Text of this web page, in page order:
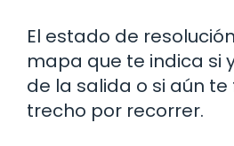
El estado de
mapa que te indica si
de la salida o si aún
trecho por recorrer.